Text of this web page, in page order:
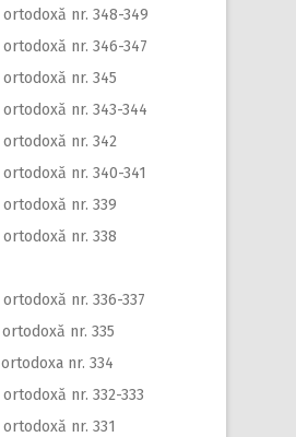
nr. 348-349
nr. 346-347
nr. 345
nr. 343-344
nr. 342
nr. 340-341
nr. 339
nr. 338
nr. 336-337
nr. 335
nr. 334
nr. 332-333
nr. 331